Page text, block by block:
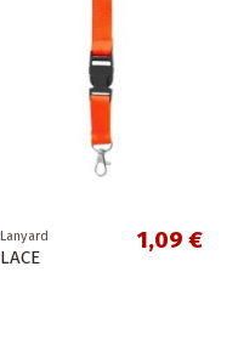
Lanyard
LACE
1,09 €